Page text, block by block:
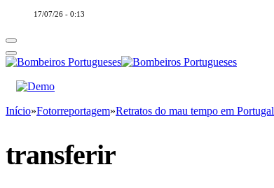
17/07/26 - 0:13
Início»Fotorreportagem»Retratos do mau tempo em Portugal
transferir